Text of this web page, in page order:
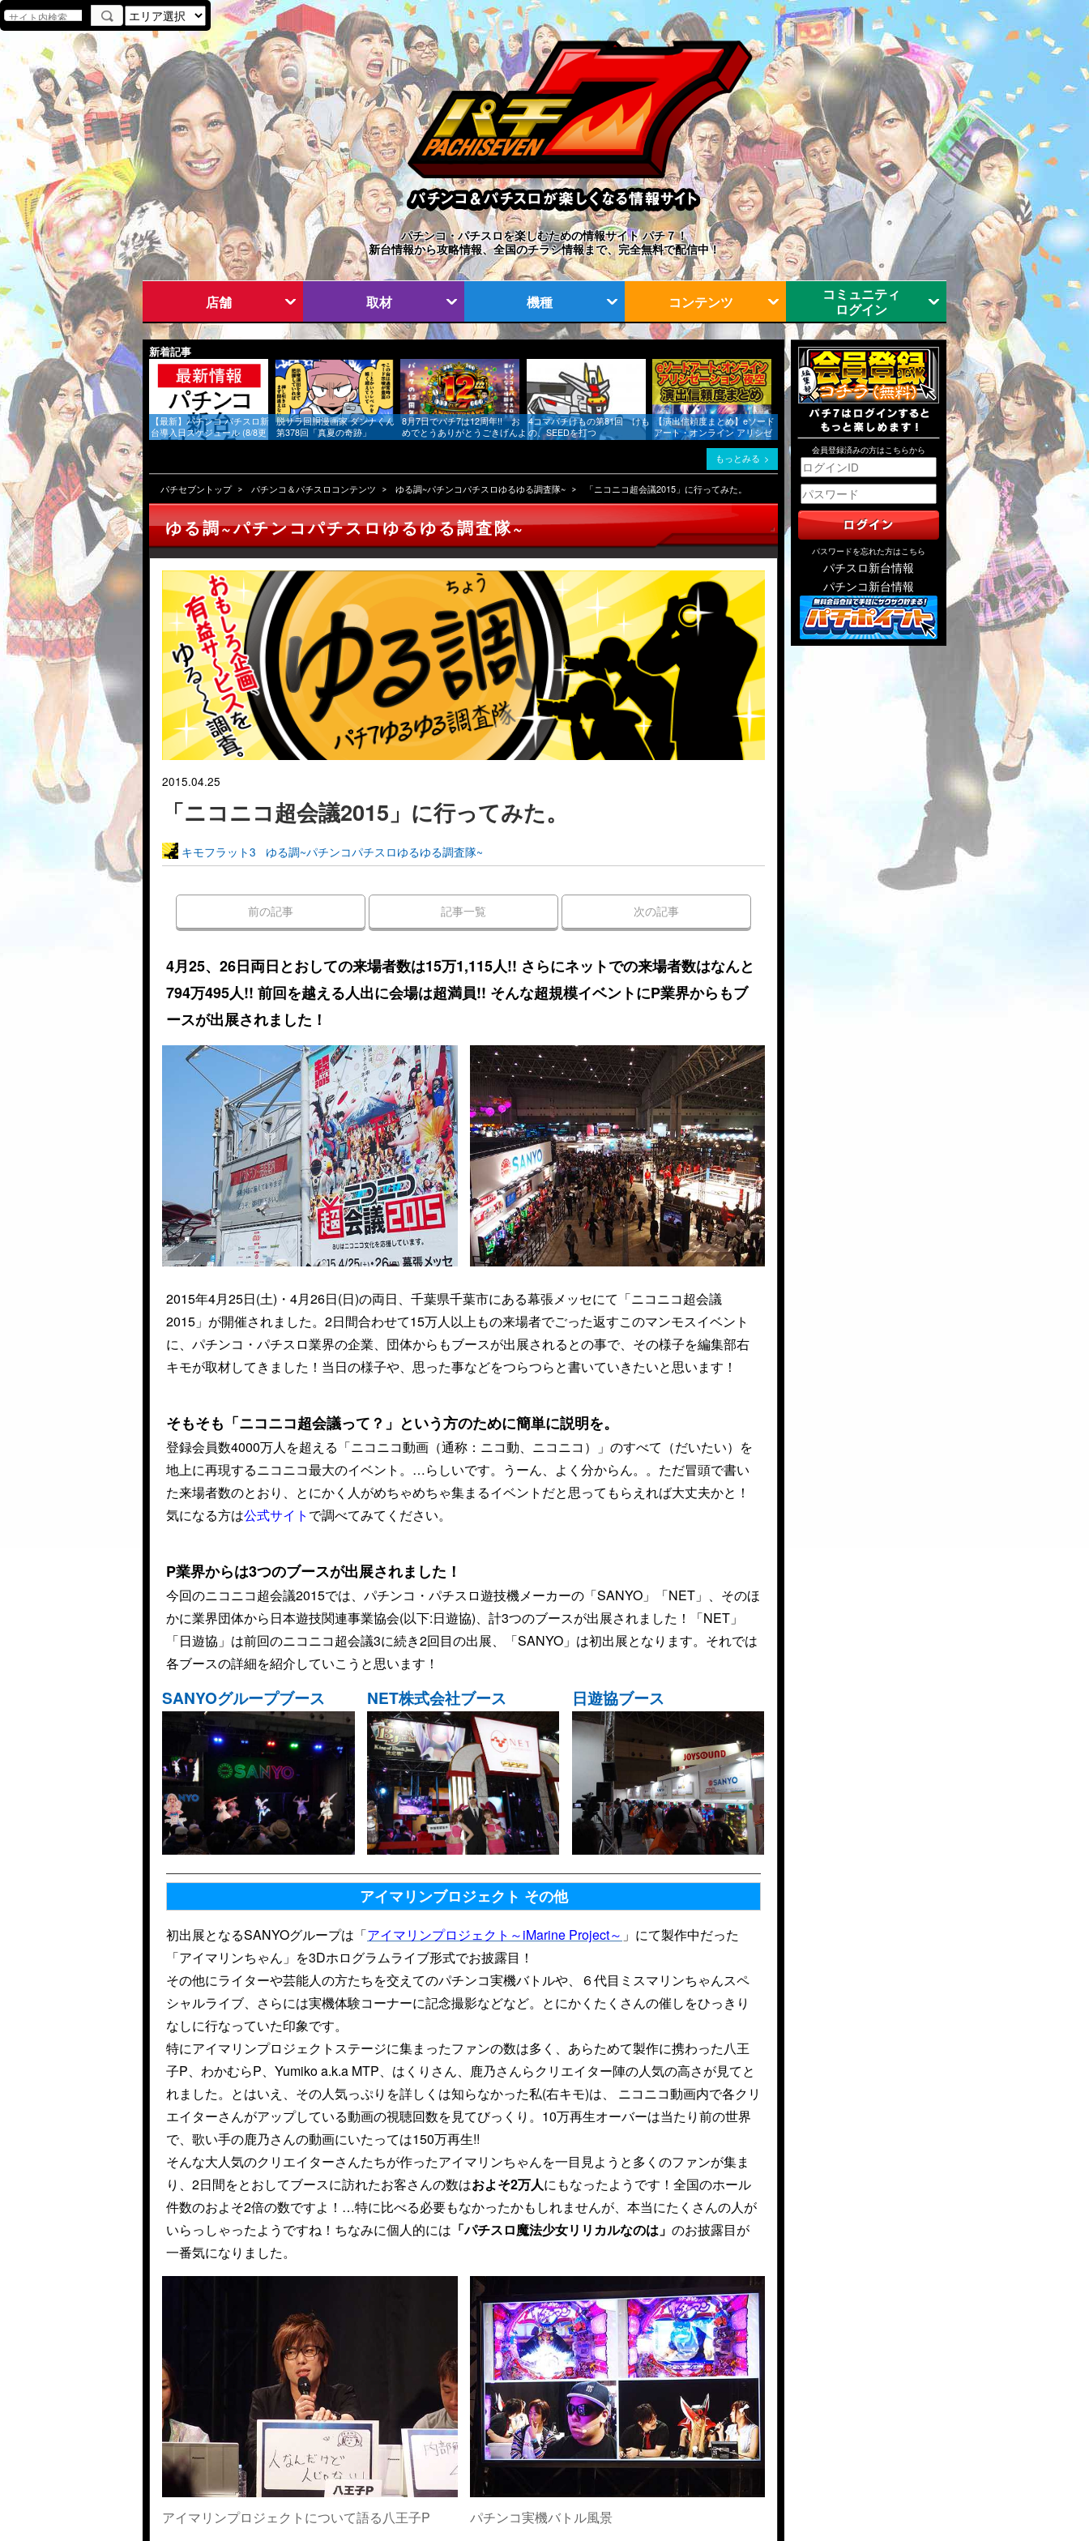
パチンコ・パチスロを楽しむための情報サイト パチ７！
新台情報から攻略情報、全国のチラシ情報まで、完全無料で配信中！
店舗 取材 機種 コンテンツ
コミュニティ
ログイン
新着記事
【最新】パチンコ パチスロ新
台導入日スケジュール (8/8更
新)｜新台情報 & 噂まとめをお
脱サラ回胴漫画家 ダンナくん
第378回「真夏の奇跡」
8月7日でパチ7は12周年!! お
めでとうありがとうごきげんよ
う!!
4コマパチけもの第81回 けも
の、SEEDを打つ
【演出信頼度まとめ】eソード
アート・オンライン アリシゼ
ーション 夜空
もっとみる
パチセブントップ パチンコ＆パチスロコンテンツ ゆる調~パチンコパチスロゆるゆる調査隊~ 「ニコニコ超会議2015」に行ってみた。
ゆる調~パチンコパチスロゆるゆる調査隊~
2015.04.25
「ニコニコ超会議2015」に行ってみた。
キモフラット3 ゆる調~パチンコパチスロゆるゆる調査隊~
前の記事 記事一覧 次の記事
4月25、26日両日とおしての来場者数は15万1,115人!! さらにネットでの来場者数はなんと
794万495人!! 前回を越える人出に会場は超満員!! そんな超規模イベントにP業界からもブ
ースが出展されました！
2015年4月25日(土)・4月26日(日)の両日、千葉県千葉市にある幕張メッセにて「ニコニコ超会議
2015」が開催されました。2日間合わせて15万人以上もの来場者でごった返すこのマンモスイベント
に、パチンコ・パチスロ業界の企業、団体からもブースが出展されるとの事で、その様子を編集部右
キモが取材してきました！当日の様子や、思った事などをつらつらと書いていきたいと思います！
そもそも「ニコニコ超会議って？」という方のために簡単に説明を。
登録会員数4000万人を超える「ニコニコ動画（通称：ニコ動、ニコニコ）」のすべて（だいたい）を
地上に再現するニコニコ最大のイベント。…らしいです。うーん、よく分からん。。ただ冒頭で書い
た来場者数のとおり、とにかく人がめちゃめちゃ集まるイベントだと思ってもらえれば大丈夫かと！
気になる方は公式サイト で調べてみてください。
P業界からは3つのブースが出展されました！
今回のニコニコ超会議2015では、パチンコ・パチスロ遊技機メーカーの「SANYO」「NET」、そのほ
かに業界団体から日本遊技関連事業協会(以下:日遊協)、計3つのブースが出展されました！「NET」
「日遊協」は前回のニコニコ超会議3に続き2回目の出展、「SANYO」は初出展となります。それでは
各ブースの詳細を紹介していこうと思います！
SANYOグループブース NET株式会社ブース 日遊協ブース
アイマリンブロジェクト その他
初出展となるSANYOグループは「アイマリンプロジェクト～iMarine Project～ 」にて製作中だった
「アイマリンちゃん」を3Dホログラムライブ形式でお披露目！
その他にライターや芸能人の方たちを交えてのパチンコ実機バトルや、６代目ミスマリンちゃんスペ
シャルライブ、さらには実機体験コーナーに記念撮影などなど。とにかくたくさんの催しをひっきり
なしに行なっていた印象です。
特にアイマリンプロジェクトステージに集まったファンの数は多く、あらためて製作に携わった八王
子P、わかむらP、Yumiko a.k.a MTP、はくりさん、鹿乃さんらクリエイター陣の人気の高さが見てと
れました。とはいえ、その人気っぷりを詳しくは知らなかった私(右キモ)は、 ニコニコ動画内で各クリ
エイターさんがアップしている動画の視聴回数を見てびっくり。10万再生オーバーは当たり前の世界
で、歌い手の鹿乃さんの動画にいたっては150万再生!!
そんな大人気のクリエイターさんたちが作ったアイマリンちゃんを一目見ようと多くのファンが集ま
り、2日間をとおしてブースに訪れたお客さんの数はおよそ2万人にもなったようです！全国のホール
件数のおよそ2倍の数ですよ！…特に比べる必要もなかったかもしれませんが、本当にたくさんの人が
いらっしゃったようですね！ちなみに個人的には 「パチスロ魔法少女リリカルなのは」 のお披露目が
一番気になりました。
アイマリンプロジェクトについて語る八王子P パチンコ実機バトル風景
会員登録済みの方はこちらから
パスワードを忘れた方はこちら
パチスロ新台情報
パチンコ新台情報